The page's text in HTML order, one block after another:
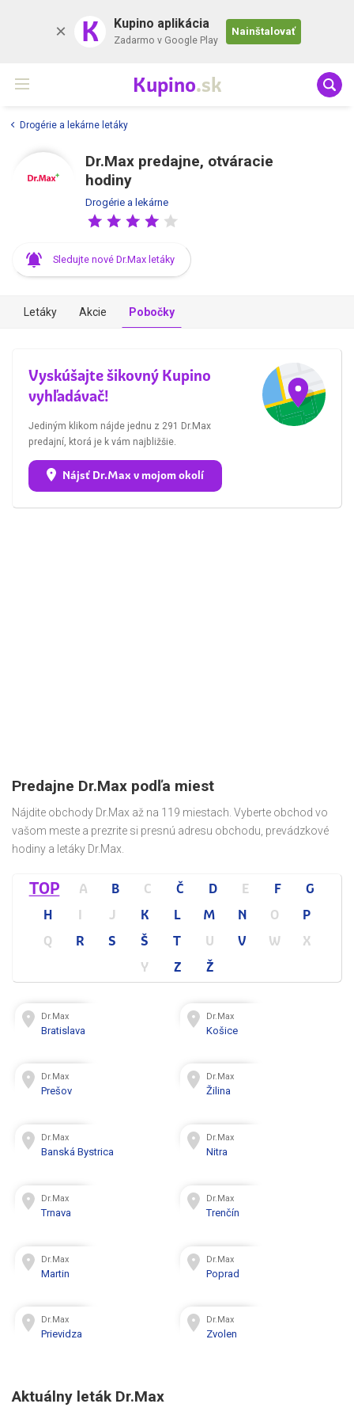
K Kupino aplikácia
Zadarmo v Google Play
Nainštalovať
Kupino.sk
Drogérie a lekárne letáky
Dr.Max predajne, otváracie
hodiny
Drogérie a lekárne
Sledujte nové Dr.Max letáky
Letáky Akcie Pobočky
Vyskúšajte šikovný Kupino
vyhľadávač!
Jediným klikom nájde jednu z 291 Dr.Max
predajní, ktorá je k vám najbližšie.
Nájsť Dr.Max v mojom okolí
Predajne Dr.Max podľa miest
Nájdite obchody Dr.Max až na 119 miestach. Vyberte obchod vo
vašom meste a prezrite si presnú adresu obchodu, prevádzkové
hodiny a letáky Dr.Max.
TOP A B C Č D E F
G
H
I J K L M N O
P
Q
R S Š T U V W
X
Y
Z Ž
Dr.Max
Bratislava
Dr.Max
Košice
Dr.Max
Prešov
Dr.Max
Žilina
Dr.Max
Banská Bystrica
Dr.Max
Nitra
Dr.Max
Trnava
Dr.Max
Trenčín
Dr.Max
Martin
Dr.Max
Poprad
Dr.Max
Prievidza
Dr.Max
Zvolen
Aktuálny leták Dr.Max